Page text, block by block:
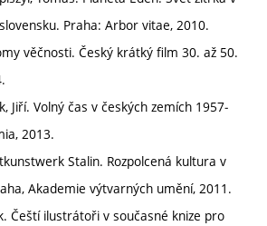
Praha: Arbor vitae, 2010.
věčnosti. Český krátký film 30. až 50.
Jiří. Volný čas v českých zemích 1957‒
2013.
Stalin. Rozpolcená kultura v
Akademie výtvarných umění, 2011.
Čeští ilustrátoři v současné knize pro